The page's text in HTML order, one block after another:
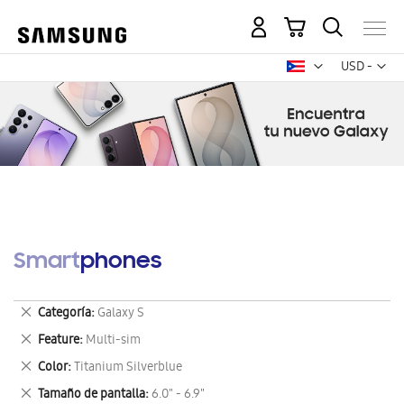
USD -
dólar
Mi carrito
Smartphones
Categoría Galaxy S
Eliminar
este
artículo
Feature Multi-sim
Eliminar
este
artículo
Color Titanium Silverblue
Eliminar
este
Tamaño de pantalla 6.0" - 6.9"
Eliminar